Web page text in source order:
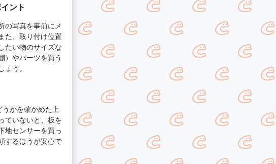
ント
の写真を事前にメ
た、取り付け位置
たい物のサイズな
）やパーツを買う
う。
かを確かめた上
ていないと、板を
地センサーを買っ
するほうが安心で